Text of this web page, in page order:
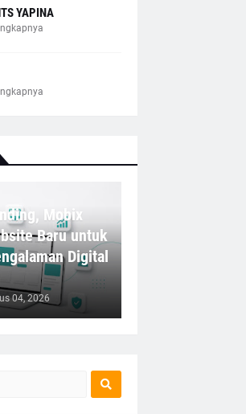
YAPINA
Mobix
Baru untuk
Digital
04, 2026